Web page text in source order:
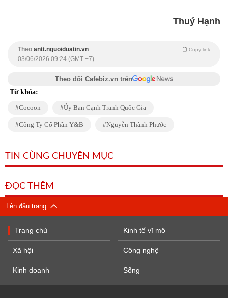
Thuý Hạnh
Theo antt.nguoiduatin.vn Copy link
03/06/2026 09:24 (GMT +7)
Theo dõi Cafebiz.vn trên
Từ khóa:
Cocoon Ủy Ban Cạnh Tranh Quốc Gia
Công Ty Cổ Phần Y&B Nguyễn Thành Phước
TIN CÙNG CHUYÊN MỤC
ĐỌC THÊM
Lên đầu trang
Trang chủ
Xã hội
Kinh doanh
Kinh tế vĩ mô
Công nghệ
Sống